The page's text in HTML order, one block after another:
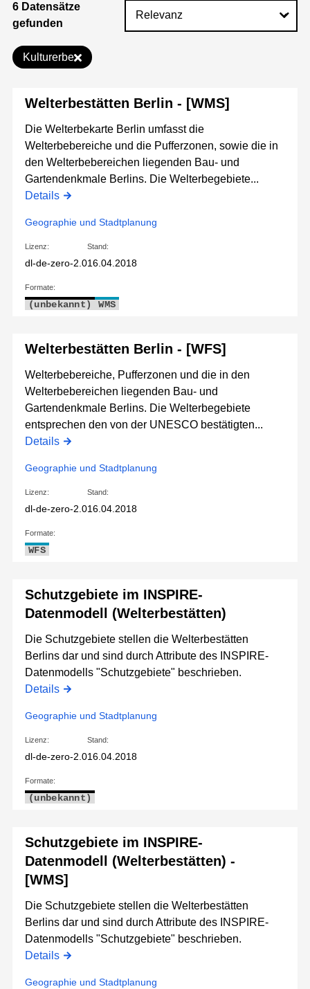
6 Datensätze
gefunden
Kulturerbe
Welterbestätten Berlin - [WMS]
Die Welterbekarte Berlin umfasst die
Welterbebereiche und die Pufferzonen, sowie die in
den Welterbebereichen liegenden Bau- und
Gartendenkmale Berlins. Die Welterbegebiete...
Details
Geographie und Stadtplanung
Lizenz:
dl-de-zero-2.0
Stand:
16.04.2018
Formate:
(unbekannt) WMS
Welterbestätten Berlin - [WFS]
Welterbebereiche, Pufferzonen und die in den
Welterbebereichen liegenden Bau- und
Gartendenkmale Berlins. Die Welterbegebiete
entsprechen den von der UNESCO bestätigten...
Details
Geographie und Stadtplanung
Lizenz:
dl-de-zero-2.0
Stand:
16.04.2018
Formate:
WFS
Schutzgebiete im INSPIRE-
Datenmodell (Welterbestätten)
Die Schutzgebiete stellen die Welterbestätten
Berlins dar und sind durch Attribute des INSPIRE-
Datenmodells "Schutzgebiete" beschrieben.
Details
Geographie und Stadtplanung
Lizenz:
dl-de-zero-2.0
Stand:
16.04.2018
Formate:
(unbekannt)
Schutzgebiete im INSPIRE-
Datenmodell (Welterbestätten) -
[WMS]
Die Schutzgebiete stellen die Welterbestätten
Berlins dar und sind durch Attribute des INSPIRE-
Datenmodells "Schutzgebiete" beschrieben.
Details
Geographie und Stadtplanung